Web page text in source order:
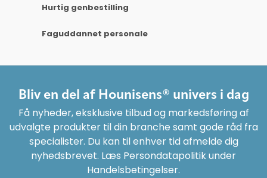
Hurtig genbestilling
Faguddannet personale
Bliv en del af Hounisens® univers i dag
Få nyheder, eksklusive tilbud og markedsføring af
udvalgte produkter til din branche samt gode råd fra
specialister. Du kan til enhver tid afmelde dig
nyhedsbrevet. Læs Persondatapolitik under
Handelsbetingelser.